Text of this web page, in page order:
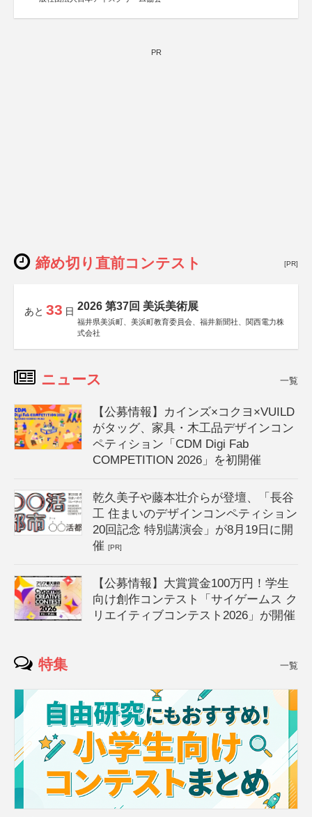
PR
締め切り直前コンテスト [PR]
あと 33 日 2026 第37回 美浜美術展
福井県美浜町、美浜町教育委員会、福井新聞社、関西電力株
式会社
ニュース 一覧
【公募情報】カインズ×コクヨ×VUILD
がタッグ、家具・木工品デザインコン
ペティション「CDM Digi Fab
COMPETITION 2026」を初開催
乾久美子や藤本壮介らが登壇、「長谷
工 住まいのデザインコンペティション
20回記念 特別講演会」が8月19日に開
催[PR]
【公募情報】大賞賞金100万円！学生
向け創作コンテスト「サイゲームス ク
リエイティブコンテスト2026」が開催
特集 一覧